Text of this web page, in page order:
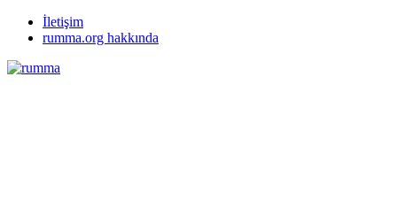
İletişim
rumma.org hakkında